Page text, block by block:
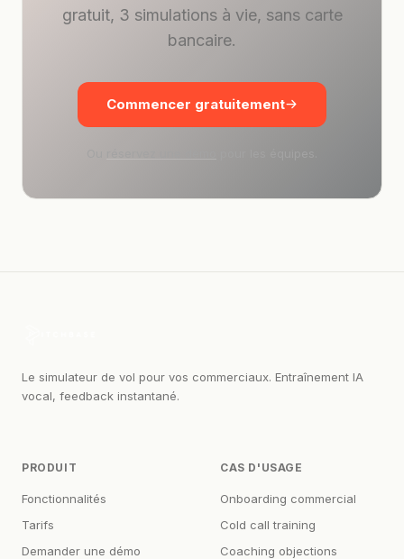
gratuit, 3 simulations à vie, sans carte
bancaire.
Commencer gratuitement
Le simulateur de vol pour vos commerciaux. Entraînement IA
vocal, feedback instantané.
PRODUIT
Fonctionnalités
Tarifs
Demander une démo
CAS D'USAGE
Onboarding commercial
Cold call training
Coaching objections